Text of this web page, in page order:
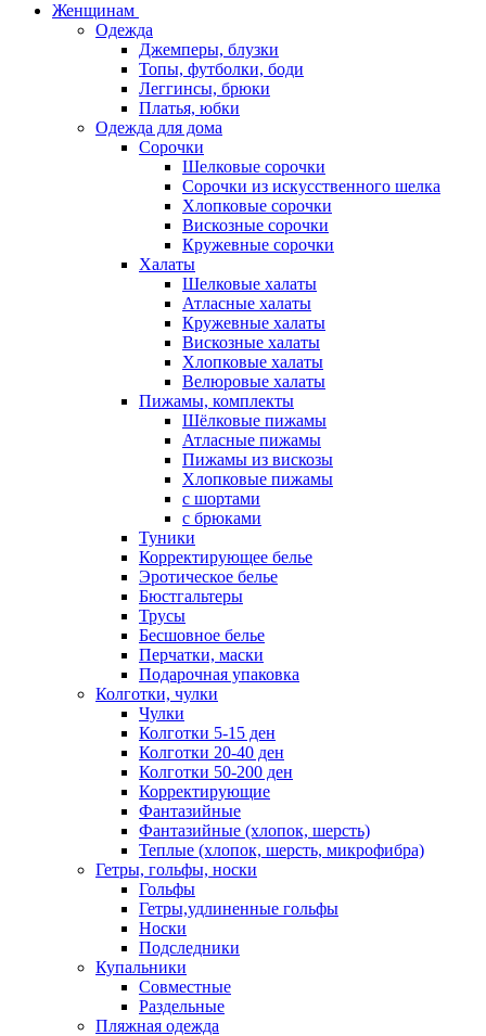
Женщинам
Одежда
Джемперы, блузки
Топы, футболки, боди
Леггинсы, брюки
Платья, юбки
Одежда для дома
Сорочки
Шелковые сорочки
Сорочки из искусственного шелка
Хлопковые сорочки
Вискозные сорочки
Кружевные сорочки
Халаты
Шелковые халаты
Атласные халаты
Кружевные халаты
Вискозные халаты
Хлопковые халаты
Велюровые халаты
Пижамы, комплекты
Шёлковые пижамы
Атласные пижамы
Пижамы из вискозы
Хлопковые пижамы
с шортами
с брюками
Туники
Корректирующее белье
Эротическое белье
Бюстгальтеры
Трусы
Бесшовное белье
Перчатки, маски
Подарочная упаковка
Колготки, чулки
Чулки
Колготки 5-15 ден
Колготки 20-40 ден
Колготки 50-200 ден
Корректирующие
Фантазийные
Фантазийные (хлопок, шерсть)
Теплые (хлопок, шерсть, микрофибра)
Гетры, гольфы, носки
Гольфы
Гетры,удлиненные гольфы
Носки
Подследники
Купальники
Совместные
Раздельные
Пляжная одежда